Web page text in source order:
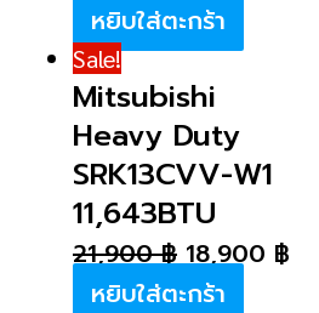
หยิบใส่ตะกร้า
Sale!
Mitsubishi
Heavy Duty
SRK13CVV-W1
11,643BTU
21,900฿ 18,900 ฿
หยิบใส่ตะกร้า